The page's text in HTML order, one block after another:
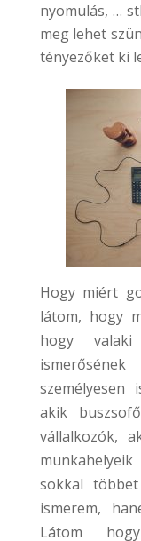
nyomulás, …
meg lehet
tényezőket ki
Hogy miért
látom, hogy
hogy
személyesen
akik
vállalkozók,
sokkal
ismerem,
Látom